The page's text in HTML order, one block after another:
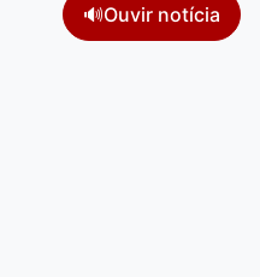
🔊Ouvir notícia